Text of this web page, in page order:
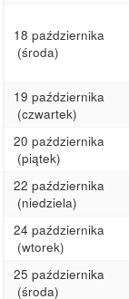
18 października
(środa)
19 października
(czwartek)
20 października
(piątek)
22 października
(niedziela)
24 października
(wtorek)
25 października
(środa)